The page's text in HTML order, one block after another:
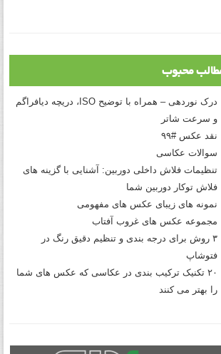
محبوب
درک نوردهی – همراه با توضیح ISO، دریچه دیافراگم
و سرعت شاتر
نقد عکس #۹۹
سوالات عکاسی
تنظیمات فلاش داخلی دوربین: آشنایی با گزینه های
فلاش توکار دوربین شما
نمونه های زیبای عکس های مفهومی
مجموعه عکس های غروب آفتاب
۳ روش برای درجه بندی و تنظیم دقیق رنگ در
فتوشاپ
۲۰ تکنیک ترکیب بندی در عکاسی که عکس های شما
را بهتر می کنند